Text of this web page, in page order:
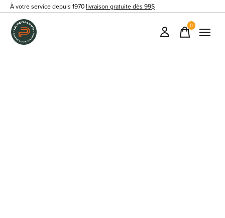
À votre service depuis 1970 livraison gratuite dès 99$
0items